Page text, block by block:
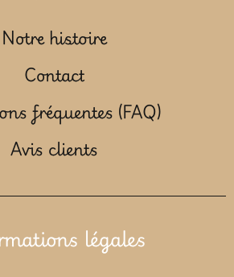
Notre histoire
Contact
fréquentes (FAQ)
Avis clients
légales